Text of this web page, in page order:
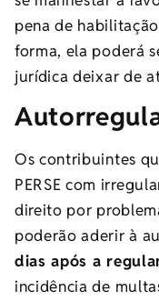
pena de
forma, ela poderá
jurídica deixar de
Os contribuintes
PERSE com
direito por
poderão aderir à
dias após a
incidência de